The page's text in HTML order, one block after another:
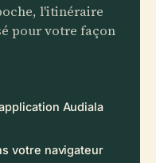
l'itinéraire
pour votre façon
Audiala
votre navigateur